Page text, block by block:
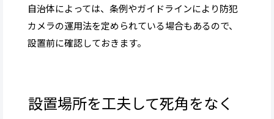
自治体によっては、条例やガイドラインにより防犯
カメラの運用法を定められている場合もあるので、
設置前に確認しておきます。
設置場所を工夫して死角をなく